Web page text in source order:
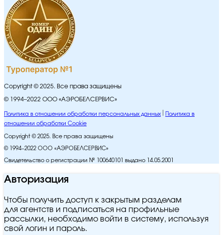
Copyright © 2025. Все права защищены
© 1994–2022 ООО «АЭРОБЕЛСЕРВИС»
Политика в отношении обработки персональных данных
Политика в
отношении обработки Cookie
Copyright © 2025. Все права защищены
© 1994–2022 ООО «АЭРОБЕЛСЕРВИС»
Свидетельство о регистрации № 100640101 выдано 14.05.2001
Авторизация
Чтобы получить доступ к закрытым разделам
для агентств и подписаться на профильные
рассылки, необходимо войти в систему, используя
свой логин и пароль.